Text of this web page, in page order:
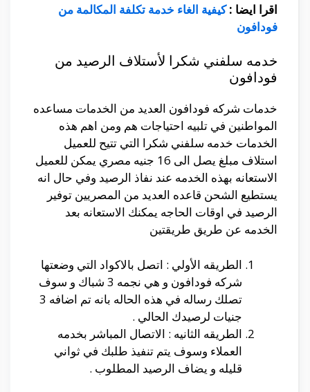
اقرا ايضا :كيفية الغاء خدمة تكلفة المكالمة من
فودافون
خدمه سلفني شكرا لأستلاف الرصيد من
فودافون
خدمات شركه فودافون العديد من الخدمات مساعده
المواطنين في تلبيه احتياجات هم ومن اهم هذه
الخدمات خدمه سلفني شكرا التي تتيح للعميل
استلاف مبلغ يصل الى 16 جنيه مصري يمكن للعميل
الاستعانه بهذه الخدمه عند نفاذ الرصيد وفي حال انه
يستطيع الشحن قاعده العديد من المصريين توفير
الرصيد في اوقات الحاجه يمكنك الاستعانه بعد
الخدمه عن طريق طريقتين
الطريقه الأولي : اتصل بالاكواد التي وضعتها
شركه فودافون و هي نجمه 3 شباك و سوف
تصلك رساله في هذه الحاله بانه تم اضافه 3
جنيات لرصيدك الحالي .
الطريقه الثانيه : الاتصال المباشر بخدمه
العملاء وسوف يتم تنفيذ طلبك في ثواني
قليله و يضاف الرصيد المطلوب .